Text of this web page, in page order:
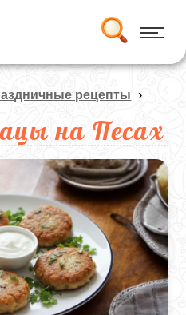
рецепты ›
на Песах